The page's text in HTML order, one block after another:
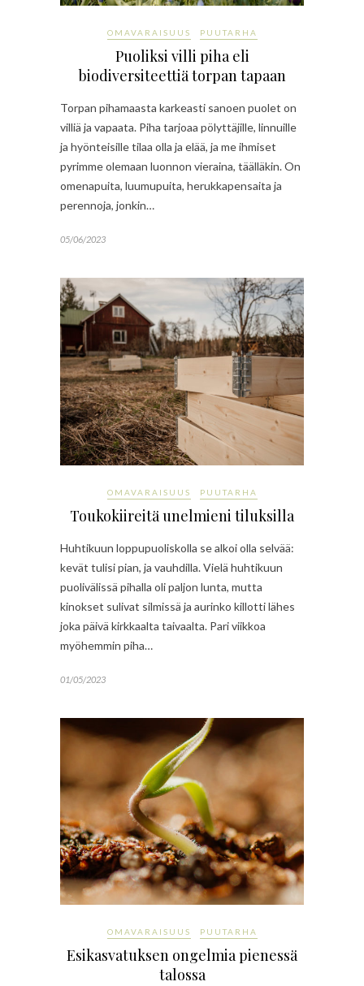
OMAVARAISUUS PUUTARHA
Puoliksi villi piha eli
biodiversiteettiä torpan tapaan
Torpan pihamaasta karkeasti sanoen puolet on
villiä ja vapaata. Piha tarjoaa pölyttäjille, linnuille
ja hyönteisille tilaa olla ja elää, ja me ihmiset
pyrimme olemaan luonnon vieraina, täälläkin. On
omenapuita, luumupuita, herukkapensaita ja
perennoja, jonkin…
05/06/2023
OMAVARAISUUS PUUTARHA
Toukokiireitä unelmieni tiluksilla
Huhtikuun loppupuoliskolla se alkoi olla selvää:
kevät tulisi pian, ja vauhdilla. Vielä huhtikuun
puolivälissä pihalla oli paljon lunta, mutta
kinokset sulivat silmissä ja aurinko killotti lähes
joka päivä kirkkaalta taivaalta. Pari viikkoa
myöhemmin piha…
01/05/2023
OMAVARAISUUS PUUTARHA
Esikasvatuksen ongelmia pienessä
talossa